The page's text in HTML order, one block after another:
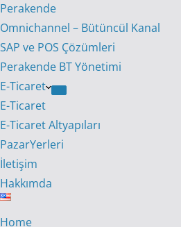
Perakende
Omnichannel – Bütüncül Kanal
SAP ve POS Çözümleri
Perakende BT Yönetimi
E-Ticaret
E-Ticaret
E-Ticaret Altyapıları
PazarYerleri
İletişim
Hakkımda
Home